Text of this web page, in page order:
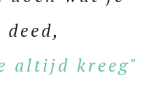
altijd kreeg"